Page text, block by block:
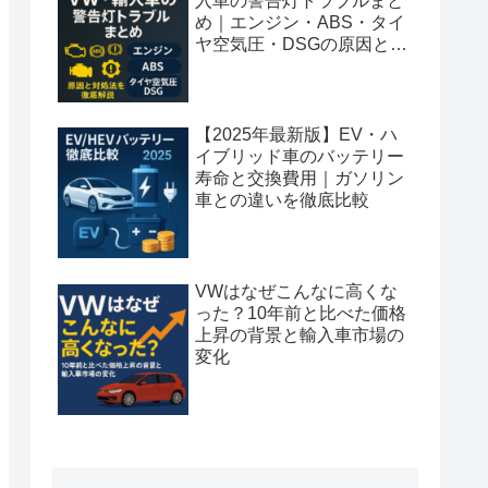
め｜エンジン・ABS・タイ
ヤ空気圧・DSGの原因と対
【2025年最新版】EV・ハ
イブリッド車のバッテリー
寿命と交換費用｜ガソリン
車との違いを徹底比較
VWはなぜこんなに高くな
った？10年前と比べた価格
上昇の背景と輸入車市場の
変化